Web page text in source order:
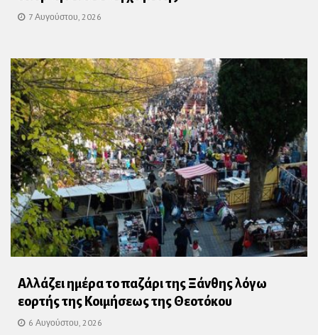
7 Αυγούστου, 2026
Αλλάζει ημέρα το παζάρι της Ξάνθης λόγω
εορτής της Κοιμήσεως της Θεοτόκου
6 Αυγούστου, 2026